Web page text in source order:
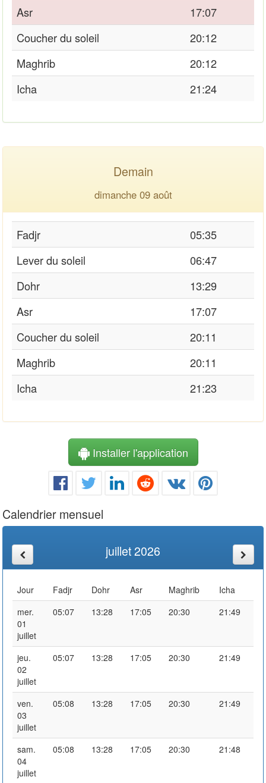
Asr
17:07
Coucher du soleil
20:12
Maghrib
20:12
Icha
21:24
Demain
dimanche 09 août
Fadjr
05:35
Lever du soleil
06:47
Dohr
13:29
Asr
17:07
Coucher du soleil
20:11
Maghrib
20:11
Icha
21:23
Installer l'application
Calendrier mensuel
juillet 2026
Jour Fadjr Dohr Asr Maghrib
Icha
mer.
01
juillet
05:07 13:28 17:05 20:30 21:49
jeu.
02
juillet
05:07 13:28 17:05 20:30 21:49
ven.
03
juillet
05:08 13:28 17:05 20:30 21:49
sam.
04
juillet
05:08 13:28 17:05 20:30 21:48